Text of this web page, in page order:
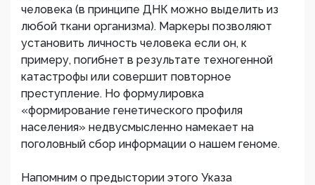
человека (в принципе ДНК можно выделить из
любой ткани организма). Маркеры позволяют
установить личность человека если он, к
примеру, погибнет в результате техногенной
катастрофы или совершит повторное
преступление. Но формулировка
«формирование генетического профиля
населения» недвусмысленно намекает на
поголовный сбор информации о нашем геноме.
Напомним о предыстории этого Указа